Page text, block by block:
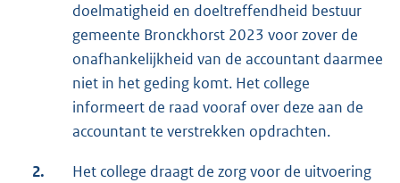
doelmatigheid en doeltreffendheid bestuur
gemeente Bronckhorst 2023 voor zover de
onafhankelijkheid van de accountant daarmee
niet in het geding komt. Het college
informeert de raad vooraf over deze aan de
accountant te verstrekken opdrachten.
2.
Het college draagt de zorg voor de uitvoering